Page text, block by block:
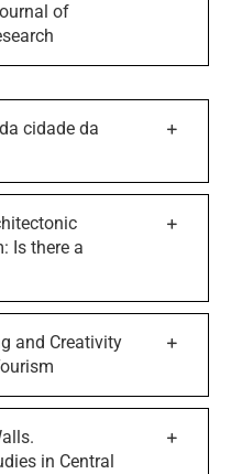
of
cidade da
Is there a
and Creativity
in Central